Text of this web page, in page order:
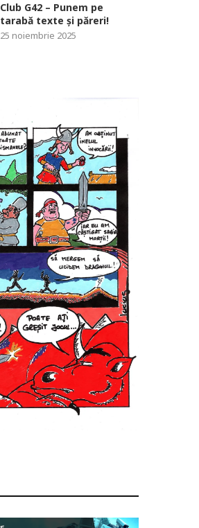
Club G42 – Punem pe
tarabă texte și păreri!
25 noiembrie 2025